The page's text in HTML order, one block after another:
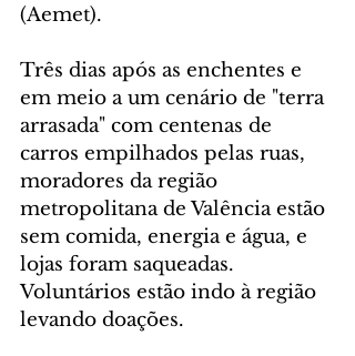
(Aemet).
Três dias após as enchentes e
em meio a um cenário de "terra
arrasada" com centenas de
carros empilhados pelas ruas,
moradores da região
metropolitana de Valência estão
sem comida, energia e água, e
lojas foram saqueadas.
Voluntários estão indo à região
levando doações.